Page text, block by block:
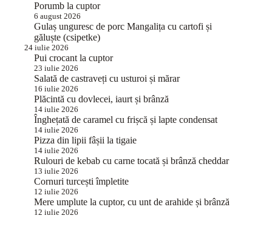
Porumb la cuptor
6 august 2026
Gulaș unguresc de porc Mangalița cu cartofi și
găluște (csipetke)
24 iulie 2026
Pui crocant la cuptor
23 iulie 2026
Salată de castraveți cu usturoi și mărar
16 iulie 2026
Plăcintă cu dovlecei, iaurt și brânză
14 iulie 2026
Înghețată de caramel cu frișcă și lapte condensat
14 iulie 2026
Pizza din lipii fâșii la tigaie
14 iulie 2026
Rulouri de kebab cu carne tocată și brânză cheddar
13 iulie 2026
Cornuri turcești împletite
12 iulie 2026
Mere umplute la cuptor, cu unt de arahide și brânză
12 iulie 2026